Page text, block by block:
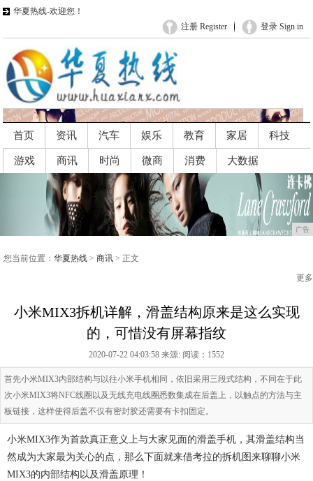
华夏热线-欢迎您！
登录 Sign in
注册 Register
首页 资讯 汽车 娱乐 教育 家居 科技
游戏 商讯 时尚 微商 消费 大数据
广告
您当前位置： 华夏热线 > 商讯 > 正文
更多
小米MIX3拆机详解，滑盖结构原来是这么实现
的，可惜没有屏幕指纹
2020-07-22 04:03:58 来源: 阅读：1552
首先小米MIX3内部结构与以往小米手机相同，依旧采用三段式结构，不同在于此
次小米MIX3将NFC线圈以及无线充电线圈悉数集成在后盖上，以触点的方法与主
板链接，这样使得后盖不仅有密封胶还需要有卡扣固定。
小米MIX3作为首款真正意义上与大家见面的滑盖手机，其滑盖结构当
然成为大家最为关心的点，那么下面就来借考拉的拆机图来聊聊小米
MIX3的内部结构以及滑盖原理！